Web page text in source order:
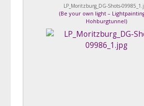
LP_Moritzburg_DG-Shots-
(Be your own light –
Hohburgtunnel)